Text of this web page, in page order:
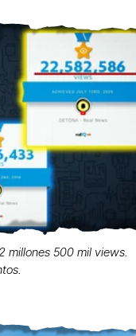
millones 500 mil views.